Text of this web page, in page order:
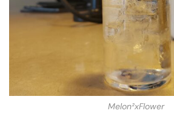
Melon²xFlower